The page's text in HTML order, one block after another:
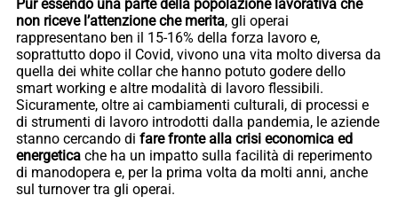
Pur essendo una parte della popolazione lavorativa che
non riceve l’attenzione che merita, gli operai
rappresentano ben il 15-16% della forza lavoro e,
soprattutto dopo il Covid, vivono una vita molto diversa da
quella dei white collar che hanno potuto godere dello
smart working e altre modalità di lavoro flessibili.
Sicuramente, oltre ai cambiamenti culturali, di processi e
di strumenti di lavoro introdotti dalla pandemia, le aziende
stanno cercando di fare fronte alla crisi economica ed
energetica che ha un impatto sulla facilità di reperimento
di manodopera e, per la prima volta da molti anni, anche
sul turnover tra gli operai.